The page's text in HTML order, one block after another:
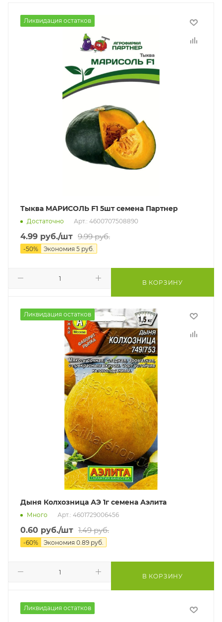
Ликвидация остатков
Тыква МАРИСОЛЬ F1 5шт семена Партнер
Достаточно Арт.: 4600707508890
4.99 руб./шт 9.99руб.
-50% Экономия 5 руб.
В КОРЗИНУ
Ликвидация остатков
Дыня Колхозница АЭ 1г семена Аэлита
Много Арт.: 4601729006456
0.60 руб./шт 1.49руб.
-60% Экономия 0.89 руб.
В КОРЗИНУ
Ликвидация остатков